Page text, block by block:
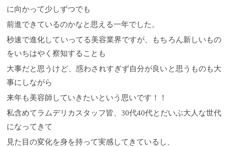
に向かって少しずつでも
前進できているのかなと思える一年でした。
秒速で進化していってる美容業界ですが、もちろん新しいもの
をいちはやく察知することも
大事だと思うけど、惑わされすぎず自分が良いと思うものも大
事にしながら
来年も美容師していきたいという思いです！！
私含めてラムデリカスタッフ皆、30代40代とだいぶ大人な世代
になってきて
見た目の変化を身を持って実感してきているし、